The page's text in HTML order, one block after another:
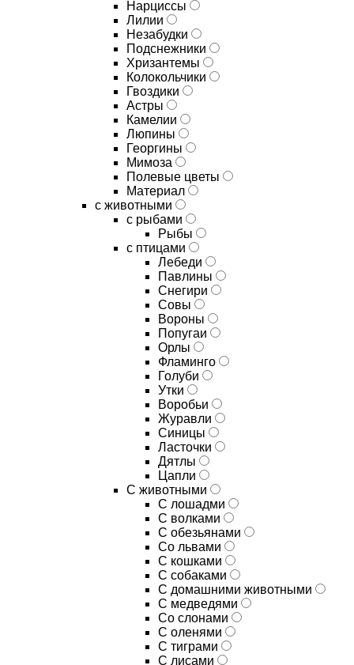
Нарциссы
Лилии
Незабудки
Подснежники
Хризантемы
Колокольчики
Гвоздики
Астры
Камелии
Люпины
Георгины
Мимоза
Полевые цветы
Материал
с животными
с рыбами
Рыбы
с птицами
Лебеди
Павлины
Снегири
Совы
Вороны
Попугаи
Орлы
Фламинго
Голуби
Утки
Воробьи
Журавли
Синицы
Ласточки
Дятлы
Цапли
С животными
С лошадми
С волками
С обезьянами
Со львами
С кошками
С собаками
С домашними животными
С медведями
Со слонами
С оленями
С тиграми
С лисами